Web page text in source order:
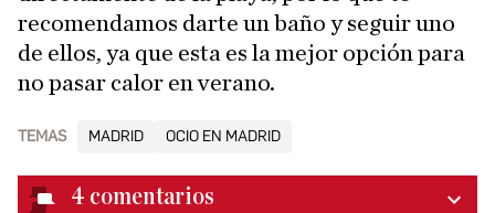
recomendamos darte un baño y seguir uno
de ellos, ya que esta es la mejor opción para
no pasar calor en verano.
TEMAS MADRID OCIO EN MADRID
4 comentarios